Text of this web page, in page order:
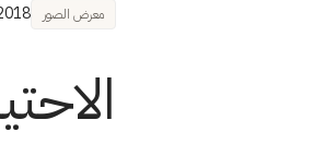
معرض الصور